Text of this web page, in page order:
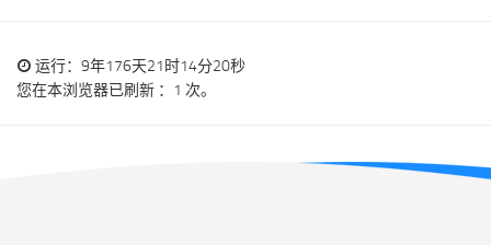
运行：9年176天21时14分20秒
您在本浏览器已刷新 ：1 次。